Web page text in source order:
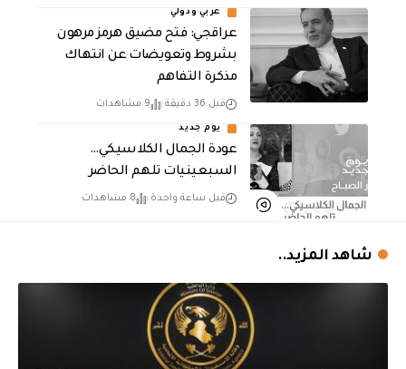
عربي ودولي
عراقجي: فتح مضيق هرمز مرهون
بشروط وتعويضات عن انتهاك
مذكرة التفاهم
قبل 36 دقيقة 9 مشاهدات
يوم جديد
عودة الجمال الكلاسيكي…
السبعينيات تلهم الحاضر
قبل ساعة واحدة 8 مشاهدات
شاهد المزيد..